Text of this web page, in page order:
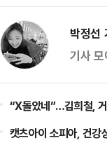
박정
기사
“X돌았네”…김희철,
캣츠아이 소피아, 건